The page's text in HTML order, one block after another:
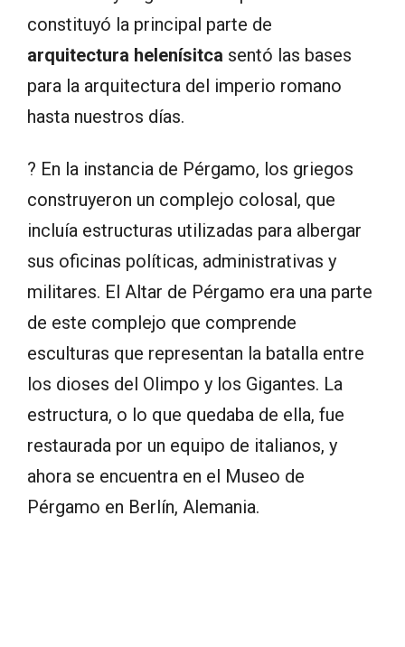
constituyó la principal parte de
arquitectura helenísitca sentó las bases
para la arquitectura del imperio romano
hasta nuestros días.
? En la instancia de Pérgamo, los griegos
construyeron un complejo colosal, que
incluía estructuras utilizadas para albergar
sus oficinas políticas, administrativas y
militares. El Altar de Pérgamo era una parte
de este complejo que comprende
esculturas que representan la batalla entre
los dioses del Olimpo y los Gigantes. La
estructura, o lo que quedaba de ella, fue
restaurada por un equipo de italianos, y
ahora se encuentra en el Museo de
Pérgamo en Berlín, Alemania.